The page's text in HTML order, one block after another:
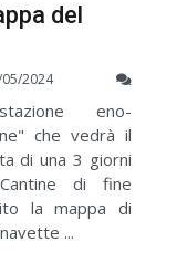
del
2024
eno-
che vedrà il
di una 3 giorni
di fine
la mappa di
...